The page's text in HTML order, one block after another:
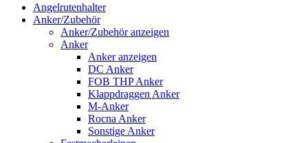
Angelrutenhalter
Anker/Zubehör
Anker/Zubehör anzeigen
Anker
Anker anzeigen
DC Anker
FOB THP Anker
Klappdraggen Anker
M-Anker
Rocna Anker
Sonstige Anker